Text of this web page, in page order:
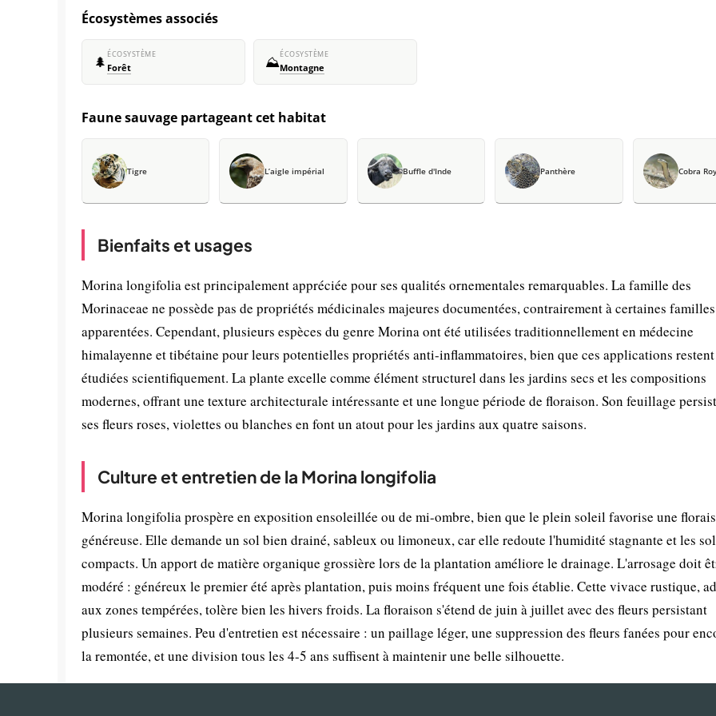
Écosystèmes associés
🌲 ÉCOSYSTÈME
Forêt ⛰️ÉCOSYSTÈME
Montagne
Faune sauvage partageant cet habitat
Tigre L’aigle impérial Buffle d'Inde Panthère Cobra
Bienfaits et usages
Morina longifolia est principalement appréciée pour ses qualités ornementales remarquables. La famille des
Morinaceae ne possède pas de propriétés médicinales majeures documentées, contrairement à certaines familles
apparentées. Cependant, plusieurs espèces du genre Morina ont été utilisées traditionnellement en médecine
himalayenne et tibétaine pour leurs potentielles propriétés anti-inflammatoires, bien que ces applications
étudiées scientifiquement. La plante excelle comme élément structurel dans les jardins secs et les compositions
modernes, offrant une texture architecturale intéressante et une longue période de floraison. Son feuillage
ses fleurs roses, violettes ou blanches en font un atout pour les jardins aux quatre saisons.
Culture et entretien de la Morina longifolia
Morina longifolia prospère en exposition ensoleillée ou de mi-ombre, bien que le plein soleil favorise une
généreuse. Elle demande un sol bien drainé, sableux ou limoneux, car elle redoute l'humidité stagnante et les
compacts. Un apport de matière organique grossière lors de la plantation améliore le drainage. L'arrosage doit
modéré : généreux le premier été après plantation, puis moins fréquent une fois établie. Cette vivace rustique,
aux zones tempérées, tolère bien les hivers froids. La floraison s'étend de juin à juillet avec des fleurs persistant
plusieurs semaines. Peu d'entretien est nécessaire : un paillage léger, une suppression des fleurs fanées pour
la remontée, et une division tous les 4-5 ans suffisent à maintenir une belle silhouette.